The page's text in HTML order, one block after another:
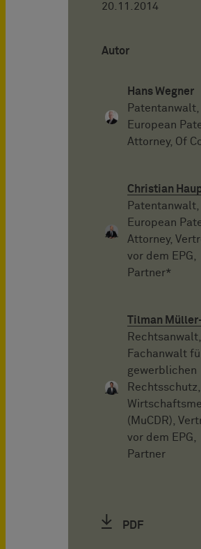
20.11.2014
Autor
Hans Wegner
Patentanwalt,
European
Attorney, Of
Christian
Patentanwalt,
European
Attorney,
vor dem EPG,
Partner*
Tilman
Rechtsanwalt,
Fachanwalt
gewerblichen
Rechtsschutz,
(MuCDR),
vor dem EPG,
Partner
PDF